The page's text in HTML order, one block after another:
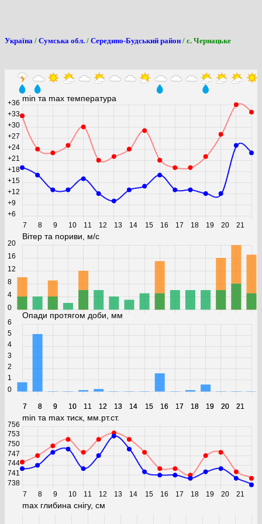
Україна / Сумська обл. / Середино-Будський район / с. Чернацьке
min та max температура
7 8 9 10 11 12 13 14 15 16 17 18 19 20 21
+6
+9
+12
+15
+18
+21
+24
+27
+30
+33
+36
Вітер та пориви, м/с
7 8 9 10 11 12 13 14 15 16 17 18 19 20 21
0
4
8
12
16
20
Опади протягом доби, мм
7 8 9 10 11 12 13 14 15 16 17 18 19 20 21
0
1
2
3
4
5
6
min та max тиск, мм.рт.ст.
7 8 9 10 11 12 13 14 15 16 17 18 19 20 21
738
741
744
747
750
753
756
max глибина снігу, см